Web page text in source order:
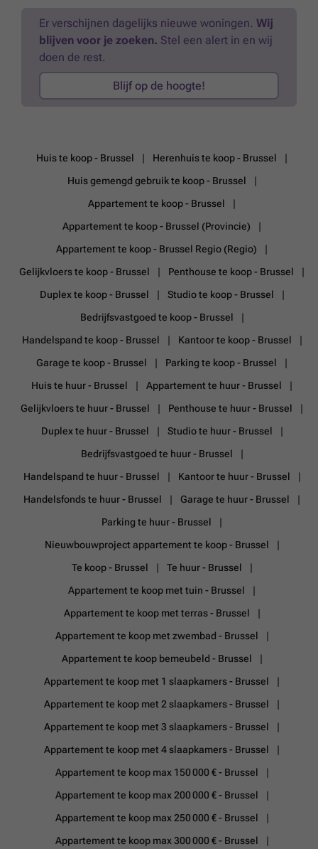
Er verschijnen dagelijks nieuwe woningen. Wij
blijven voor je zoeken. Stel een alert in en wij
doen de rest.
Blijf op de hoogte!
Huis te koop - Brussel
Herenhuis te koop - Brussel
Huis gemengd gebruik te koop - Brussel
Appartement te koop - Brussel
Appartement te koop - Brussel (Provincie)
Appartement te koop - Brussel Regio (Regio)
Gelijkvloers te koop - Brussel
Penthouse te koop - Brussel
Duplex te koop - Brussel
Studio te koop - Brussel
Bedrijfsvastgoed te koop - Brussel
Handelspand te koop - Brussel
Kantoor te koop - Brussel
Garage te koop - Brussel
Parking te koop - Brussel
Huis te huur - Brussel
Appartement te huur - Brussel
Gelijkvloers te huur - Brussel
Penthouse te huur - Brussel
Duplex te huur - Brussel
Studio te huur - Brussel
Bedrijfsvastgoed te huur - Brussel
Handelspand te huur - Brussel
Kantoor te huur - Brussel
Handelsfonds te huur - Brussel
Garage te huur - Brussel
Parking te huur - Brussel
Nieuwbouwproject appartement te koop - Brussel
Te koop - Brussel
Te huur - Brussel
Appartement te koop met tuin - Brussel
Appartement te koop met terras - Brussel
Appartement te koop met zwembad - Brussel
Appartement te koop bemeubeld - Brussel
Appartement te koop met 1 slaapkamers - Brussel
Appartement te koop met 2 slaapkamers - Brussel
Appartement te koop met 3 slaapkamers - Brussel
Appartement te koop met 4 slaapkamers - Brussel
Appartement te koop max 150 000 € - Brussel
Appartement te koop max 200 000 € - Brussel
Appartement te koop max 250 000 € - Brussel
Appartement te koop max 300 000 € - Brussel